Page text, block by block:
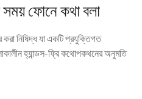
সময় ফোনে কথা বলা
নিষিদ্ধ যা একটি প্রযুক্তিগত
হ্যান্ডস-ফ্রি কথোপকথনের অনুমতি